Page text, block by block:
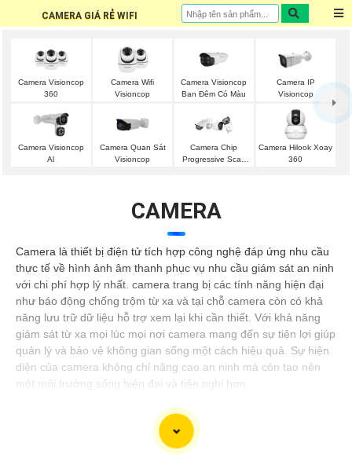
CAMERA GIÁ RẺ WIFI
Camera Visioncop
360
Camera Wifi
Visioncop
Camera Visioncop
Ban Đêm Có Màu
Camera IP
Visioncop
Camera Visioncop
Al
Camera Quan Sát
Visioncop
Camera Chip
Progressive Scan
Camera Hilook Xoay
360
CAMERA
Camera là thiết bị điện tử tích hợp công nghệ đáp ứng nhu cầu
thực tế về hình ảnh âm thanh phục vụ nhu cầu giám sát an ninh
với chi phí hợp lý nhất. camera trang bị các tính năng hiện đại
như báo động chống trộm từ xa và tại chỗ camera còn có khả
năng lưu trữ dữ liệu hỗ trợ xem lại khi cần thiết. Với khả năng
giám sát từ xa mọi lúc mọi nơi camera mang đến sự tiện lợi giúp
quản lý và bảo vệ không gian sống một cách hiệu quả. Sự hiện
diện của camera không chỉ nâng cao an ninh mà còn tạo nên
một môi trường sống hiện đại và tiện nghi hơn.